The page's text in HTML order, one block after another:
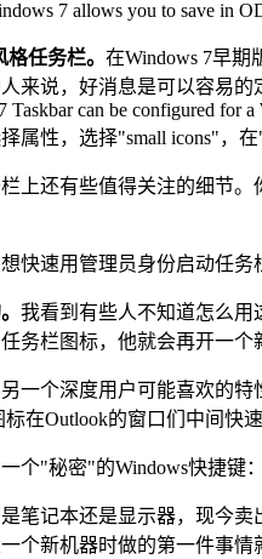
任务栏。 在Windows 7早
来说，好消息是可以容易的
属性，选择"small icons"，
上还有些值得关注的细节。
想快速用管理员身份启动任
我看到有些人不知道怎么用
务栏图标，他就会再开一
另一个深度用户可能喜欢的
标在Outlook的窗口们中间快
个"秘密"的Windows快捷键：
笔记本还是显示器，现今
个新机器时做的第一件事